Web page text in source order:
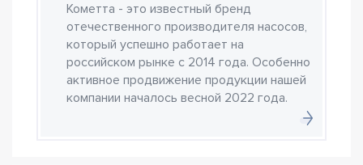
Кометта - это известный бренд
отечественного производителя насосов,
который успешно работает на
российском рынке с 2014 года. Особенно
активное продвижение продукции нашей
компании началось весной 2022 года.